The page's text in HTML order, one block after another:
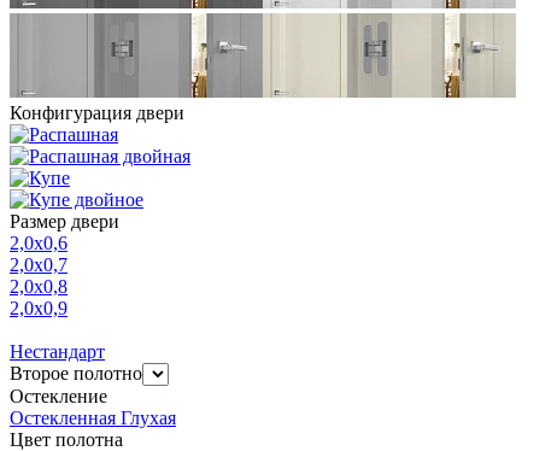
Конфигурация двери
Размер двери
2,0х0,6
2,0х0,7
2,0х0,8
2,0х0,9
Нестандарт
Второе полотно
Остекление
Остекленная Глухая
Цвет полотна